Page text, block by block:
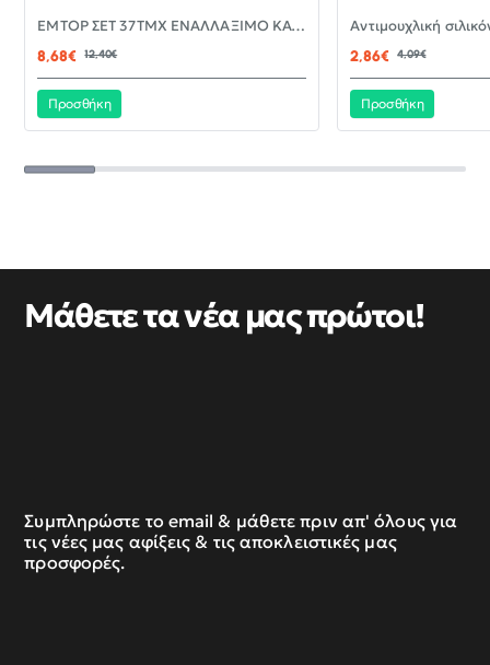
-30%EMTOP ΣΕΤ 37ΤΜΧ ΕΝΑΛΛΑΞΙΜΟ ΚΑΤΣΑΒΙΔΙ ΜΕ ΜΥΤΕΣ EBST03702
8,68€
12,40€
Προσθήκη
2,86€ 4,09€
Προσθήκη
Μάθετε τα νέα μας πρώτοι!
Συμπληρώστε το email & μάθετε πριν απ' όλους για
τις νέες μας αφίξεις & τις αποκλειστικές μας
προσφορές.